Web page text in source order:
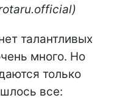
талантливых
много. Но
только
все: